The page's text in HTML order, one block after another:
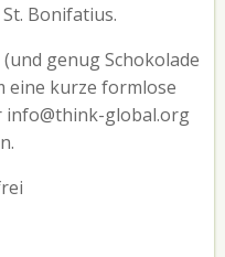
Bonifatius.
genug Schokolade
eine kurze formlose
info@think-global.org